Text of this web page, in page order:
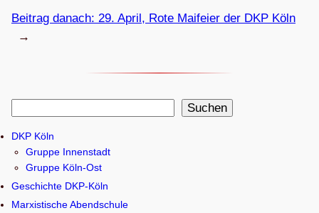
Beitrag danach: 29. April, Rote Mai­feier der DKP Köln
→
h
e
n
Suchen
DKP Köln
Gruppe Innenstadt
Gruppe Köln-Ost
Geschichte DKP-Köln
Marxistische Abendschule